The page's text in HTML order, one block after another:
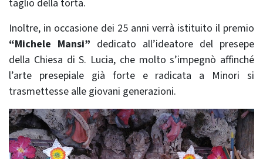
taglio della torta.
Inoltre, in occasione dei 25 anni verrà istituito il premio
“Michele Mansi” dedicato all’ideatore del presepe
della Chiesa di S. Lucia, che molto s’impegnò affinché
l’arte presepiale già forte e radicata a Minori si
trasmettesse alle giovani generazioni.